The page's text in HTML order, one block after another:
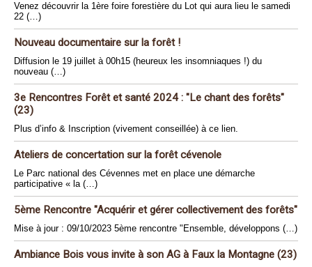
Venez découvrir la 1ère foire forestière du Lot qui aura lieu le samedi
22 (…)
Nouveau documentaire sur la forêt !
Diffusion le 19 juillet à 00h15 (heureux les insomniaques !) du
nouveau (…)
3e Rencontres Forêt et santé 2024 : "Le chant des forêts"
(23)
Plus d’info & Inscription (vivement conseillée) à ce lien.
Ateliers de concertation sur la forêt cévenole
Le Parc national des Cévennes met en place une démarche
participative « la (…)
5ème Rencontre "Acquérir et gérer collectivement des forêts"
Mise à jour : 09/10/2023 5ème rencontre "Ensemble, développons (…)
Ambiance Bois vous invite à son AG à Faux la Montagne (23)